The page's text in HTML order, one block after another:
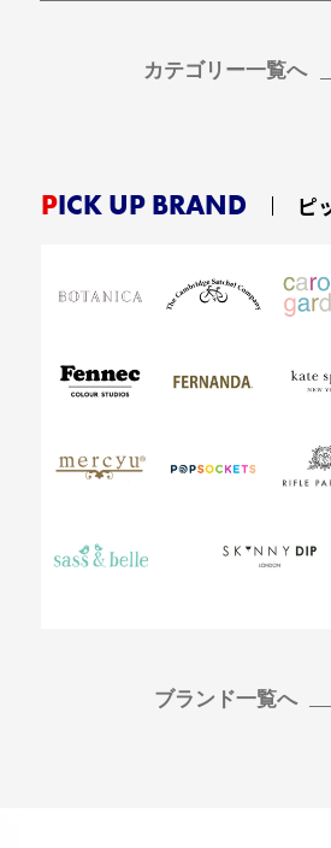
カテゴリー一覧へ
PICK UP BRAND ピ
ブランド一覧へ